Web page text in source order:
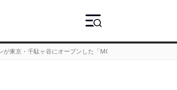
東京・千駄ヶ谷にオープンした「MOLDS」とは？